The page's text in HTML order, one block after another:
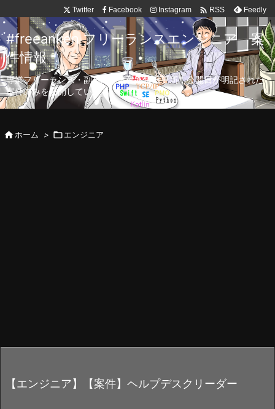
Twitter Facebook Instagram  RSS Feedly
#freeanken フリーランスエンジニア 案
件情報
専業フリーランス・副業向け案件を毎日更新！公開日が明記された
案件のみを公開しています。
ホーム > エンジニア
【エンジニア】【案件】ヘルプデスクリーダー